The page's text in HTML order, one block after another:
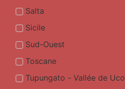
Salta
Sicile
Sud-Ouest
Toscane
Tupungato - Vallée de Uco